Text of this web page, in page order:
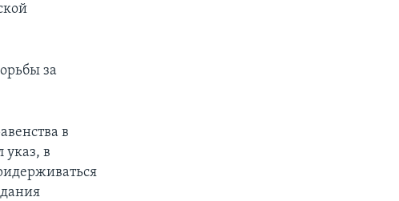
за
в
указ, в